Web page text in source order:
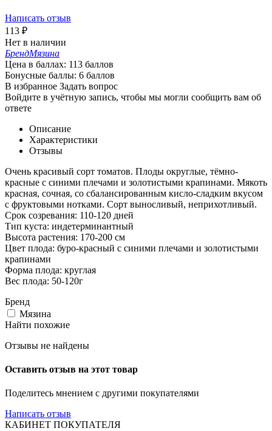
Написать отзыв
113 ₽
Нет в наличии
БрендМязина
Цена в баллах: 113 баллов
Бонусные баллы: 6 баллов
В избранное Задать вопрос
Войдите в учётную запись, чтобы мы могли сообщить вам об
ответе
Описание
Характеристики
Отзывы
Очень красивый сорт томатов. Плоды округлые, тёмно-
красные с синими плечами и золотистыми крапинами. Мякоть
красная, сочная, со сбалансированным кисло-сладким вкусом
с фруктовыми нотками. Сорт выносливый, неприхотливый.
Срок созревания: 110-120 дней
Тип куста: индетерминантный
Высота растения: 170-200 см
Цвет плода: буро-красный с синими плечами и золотистыми
крапинами
Форма плода: круглая
Вес плода: 50-120г
Бренд
Мязина
Найти похожие
Отзывы не найдены
Оставить отзыв на этот товар
Поделитесь мнением с другими покупателями
Написать отзыв
КАБИНЕТ ПОКУПАТЕЛЯ